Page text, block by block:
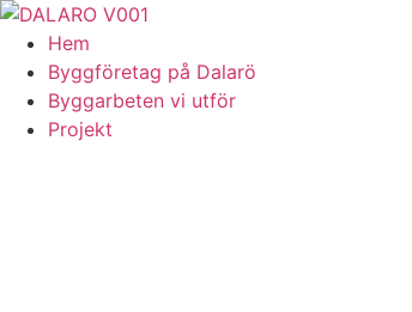
Skip
content
Hem
Byggföretag på Dalarö
Byggarbeten vi utför
Projekt